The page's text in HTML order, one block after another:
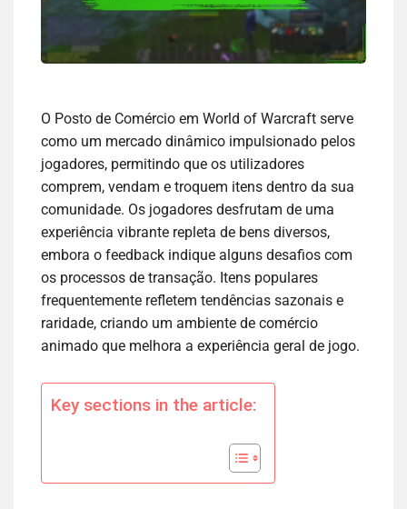
O Posto de Comércio em World of Warcraft serve
como um mercado dinâmico impulsionado pelos
jogadores, permitindo que os utilizadores
comprem, vendam e troquem itens dentro da sua
comunidade. Os jogadores desfrutam de uma
experiência vibrante repleta de bens diversos,
embora o feedback indique alguns desafios com
os processos de transação. Itens populares
frequentemente refletem tendências sazonais e
raridade, criando um ambiente de comércio
animado que melhora a experiência geral de jogo.
Key sections in the article: